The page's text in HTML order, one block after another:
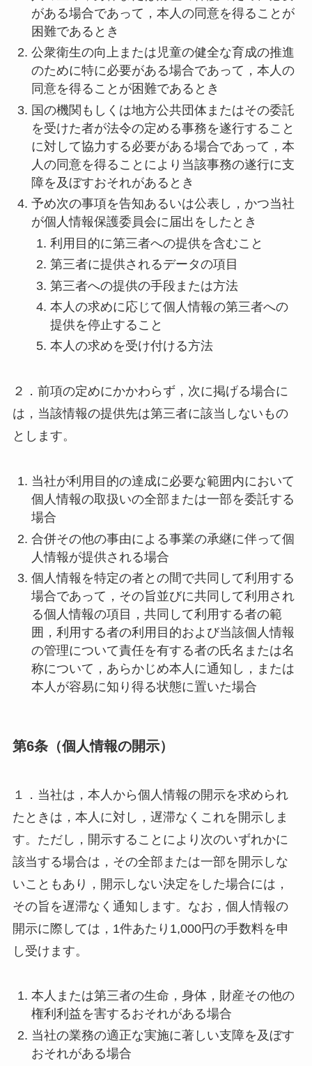
がある場合であって，本人の同意を得ることが
困難であるとき
公衆衛生の向上または児童の健全な育成の推進
のために特に必要がある場合であって，本人の
同意を得ることが困難であるとき
国の機関もしくは地方公共団体またはその委託
を受けた者が法令の定める事務を遂行すること
に対して協力する必要がある場合であって，本
人の同意を得ることにより当該事務の遂行に支
障を及ぼすおそれがあるとき
予め次の事項を告知あるいは公表し，かつ当社
が個人情報保護委員会に届出をしたとき
利用目的に第三者への提供を含むこと
第三者に提供されるデータの項目
第三者への提供の手段または方法
本人の求めに応じて個人情報の第三者への
提供を停止すること
本人の求めを受け付ける方法
２．前項の定めにかかわらず，次に掲げる場合に
は，当該情報の提供先は第三者に該当しないもの
とします。
当社が利用目的の達成に必要な範囲内において
個人情報の取扱いの全部または一部を委託する
場合
合併その他の事由による事業の承継に伴って個
人情報が提供される場合
個人情報を特定の者との間で共同して利用する
場合であって，その旨並びに共同して利用され
る個人情報の項目，共同して利用する者の範
囲，利用する者の利用目的および当該個人情報
の管理について責任を有する者の氏名または名
称について，あらかじめ本人に通知し，または
本人が容易に知り得る状態に置いた場合
第6条（個人情報の開示）
１．当社は，本人から個人情報の開示を求められ
たときは，本人に対し，遅滞なくこれを開示しま
す。ただし，開示することにより次のいずれかに
該当する場合は，その全部または一部を開示しな
いこともあり，開示しない決定をした場合には，
その旨を遅滞なく通知します。なお，個人情報の
開示に際しては，1件あたり1,000円の手数料を申
し受けます。
本人または第三者の生命，身体，財産その他の
権利利益を害するおそれがある場合
当社の業務の適正な実施に著しい支障を及ぼす
おそれがある場合